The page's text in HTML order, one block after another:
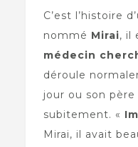
C’est l’histoire
nommé Mirai, il
médecin
déroule
jour ou son père
subitement. «
Mirai, il avait